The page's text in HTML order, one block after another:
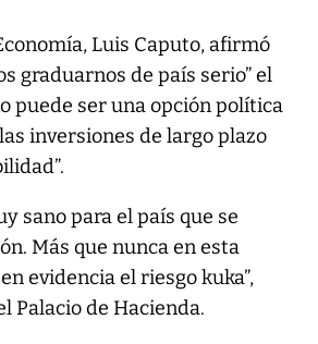
Luis Caputo, afirmó
graduarnos de país serio” el
puede ser una opción política
inversiones de largo plazo
sano para el país que se
Más que nunca en esta
evidencia el riesgo kuka”,
Palacio de Hacienda.